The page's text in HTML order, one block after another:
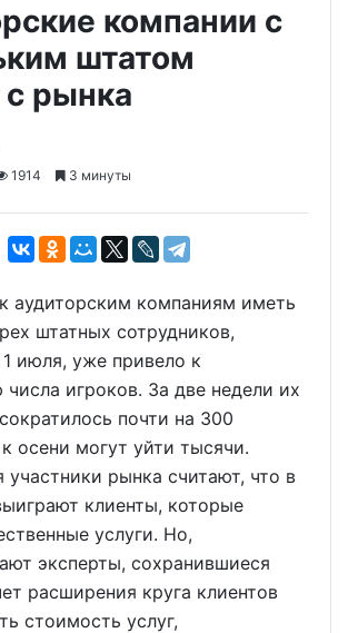
компании с
штатом
с рынка
1914
3 минуты
аудиторским компаниям иметь
штатных сотрудников,
1 июля, уже привело к
игроков. За две недели их
почти на 300
осени могут уйти тысячи.
рынка считают, что в
клиенты, которые
услуги. Но,
эксперты, сохранившиеся
расширения круга клиентов
стоимость услуг,